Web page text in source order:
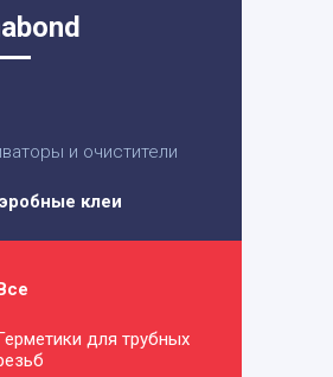
и очистители
клеи
для трубных